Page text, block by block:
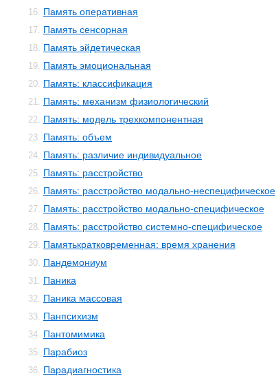
16. Память оперативная
17. Память сенсорная
18. Память эйдетическая
19. Память эмоциональная
20. Память: классификация
21. Память: механизм физиологический
22. Память: модель трехкомпонентная
23. Память: объем
24. Память: различие индивидуальное
25. Память: расстройство
26. Память: расстройство модально-неспецифическое
27. Память: расстройство модально-специфическое
28. Память: расстройство системно-специфическое
29. Памятькратковременная: время хранения
30. Пандемониум
31. Паника
32. Паника массовая
33. Панпсихизм
34. Пантомимика
35. Парабиоз
36. Парадиагностика